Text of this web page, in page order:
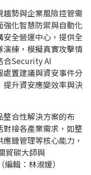
勢與企業風險控管需
化智慧防禦與自動化
安全營運中心，提供全
練，模擬真實攻擊情
合Security AI
置建議與資安事件分
升資安應變效率與決
合性解決方案的布
接各產業需求，如整
鏈管理等核心能力，
貿碳大師與
輯：林淑媛）